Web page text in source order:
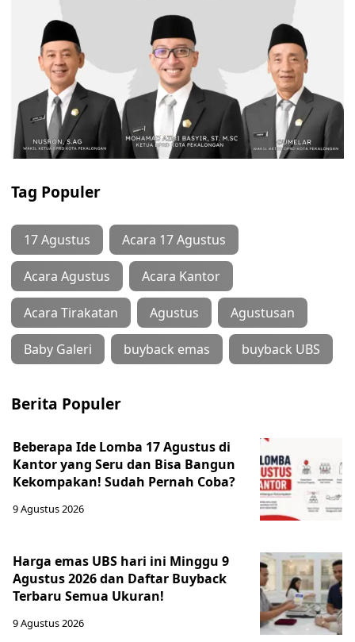
Tag Populer
17 Agustus Acara 17 Agustus
Acara Agustus Acara Kantor
Acara Tirakatan Agustus Agustusan
Baby Galeri buyback emas buyback UBS
Berita Populer
Beberapa Ide Lomba 17 Agustus di
Kantor yang Seru dan Bisa Bangun
Kekompakan! Sudah Pernah Coba?
9 Agustus 2026
Harga emas UBS hari ini Minggu 9
Agustus 2026 dan Daftar Buyback
Terbaru Semua Ukuran!
9 Agustus 2026